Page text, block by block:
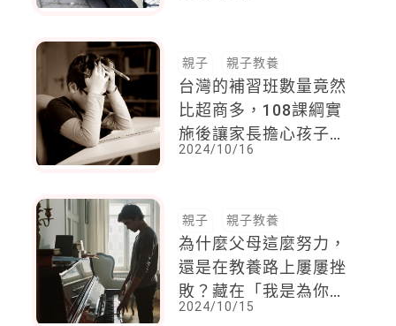
親子 親子教養
台灣的補習班數量竟然
比超商多，108課綱實
施後讓家長擔心孩子學
習深度、廣度不夠，跟
2024/10/16
親子 親子教養
為什麼父母這麼努力，
還是在教養路上屢屢挫
敗？藏在「我是為你
好」下的兩種無形壓
2024/10/15